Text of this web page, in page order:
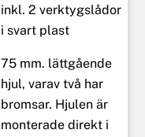
inkl. 2 verktygslådor
i svart plast
75 mm. lättgående
hjul, varav två har
bromsar. Hjulen är
monterade direkt i